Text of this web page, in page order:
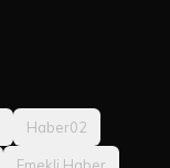
Haber02
Emekli Haber